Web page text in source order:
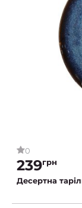
0
239грн
Десертна